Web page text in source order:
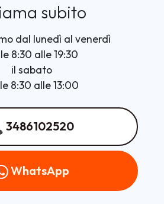
subito
dal lunedì al venerdì
8:30 alle 19:30
il sabato
8:30 alle 13:00
3486102520
WhatsApp